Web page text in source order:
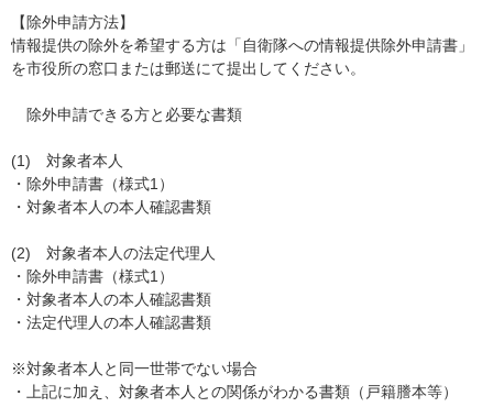
【除外申請方法】
情報提供の除外を希望する方は「自衛隊への情報提供除外申請書」
を市役所の窓口または郵送にて提出してください。
除外申請できる方と必要な書類
(1) 対象者本人
・除外申請書（様式1）
・対象者本人の本人確認書類
(2) 対象者本人の法定代理人
・除外申請書（様式1）
・対象者本人の本人確認書類
・法定代理人の本人確認書類
※対象者本人と同一世帯でない場合
・上記に加え、対象者本人との関係がわかる書類（戸籍謄本等）